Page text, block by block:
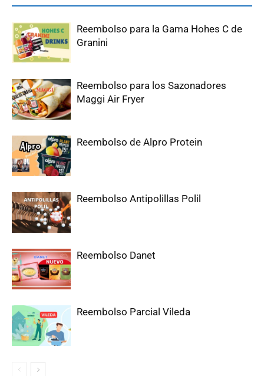
Reembolso para la Gama Hohes C de
Granini
Reembolso para los Sazonadores
Maggi Air Fryer
Reembolso de Alpro Protein
Reembolso Antipolillas Polil
Reembolso Danet
Reembolso Parcial Vileda